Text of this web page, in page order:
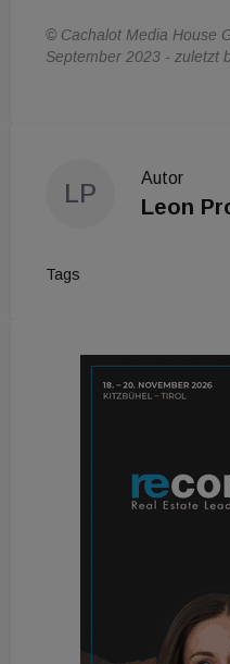
© Cachalot Media House
September 2023 - zuletzt
LP
Autor
Leon
Tags